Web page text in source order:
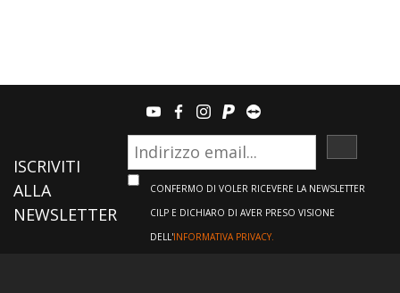
youtubefacebook
instagram
paypalteamviewer
ISCRIVITI
ALLA
NEWSLETTER
CONFERMO DI VOLER RICEVERE LA NEWSLETTER
CILP E DICHIARO DI AVER PRESO VISIONE
DELL'INFORMATIVA PRIVACY.